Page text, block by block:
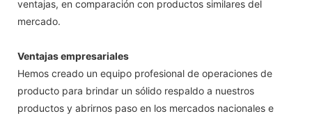
ventajas, en comparación con productos similares del
mercado.
Ventajas empresariales
Hemos creado un equipo profesional de operaciones de
producto para brindar un sólido respaldo a nuestros
productos y abrirnos paso en los mercados nacionales e